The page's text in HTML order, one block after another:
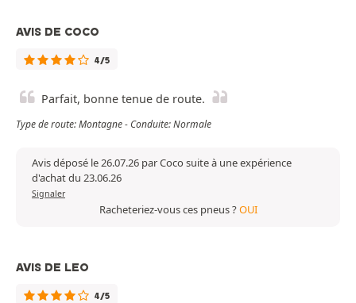
AVIS DE COCO
4/5
Parfait, bonne tenue de route.
Type de route: Montagne - Conduite: Normale
Avis déposé le 26.07.26 par Coco suite à une expérience
d'achat du 23.06.26
Signaler
Racheteriez-vous ces pneus ?OUI
AVIS DE LEO
4/5